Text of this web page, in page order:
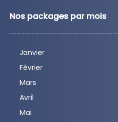
Nos packages par mois
Janvier
Février
Mars
Avril
Mai